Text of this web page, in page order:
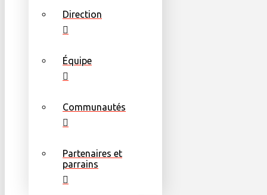
Direction
Équipe
Communautés
Partenaires et
parrains